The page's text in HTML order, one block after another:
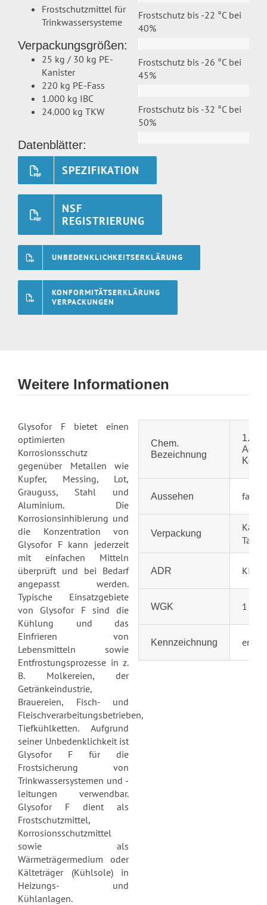
Frostschutzmittel für
Trinkwassersysteme
Verpackungsgrößen:
25 kg / 30 kg PE-
Kanister
220 kg PE-Fass
1.000 kg IBC
24.000 kg TKW
Datenblätter:
SPEZIFIKATION
NSF
REGISTRIERUNG
UNBEDENKLICHKEITSERKLÄRUNG
KONFORMITÄTSERKLÄRUNG
VERPACKUNGEN
Frostschutz bis -22 °C bei
40%
Frostschutz bis -26 °C bei
45%
Frostschutz bis -32 °C bei
50%
Weitere Informationen
Glysofor F bietet einen
optimierten
Korrosionsschutz
gegenüber Metallen wie
Kupfer, Messing, Lot,
Grauguss, Stahl und
Aluminium. Die
Korrosionsinhibierung und
die Konzentration von
Glysofor F kann jederzeit
mit einfachen Mitteln
überprüft und bei Bedarf
angepasst werden.
Typische Einsatzgebiete
von Glysofor F sind die
Kühlung und das
Einfrieren von
Lebensmitteln sowie
Entfrostungsprozesse in z.
B. Molkereien, der
Getränkeindustrie,
Brauereien, Fisch- und
Fleischverarbeitungsbetrieben,
Tiefkühlketten.Aufgrund
seiner Unbedenklichkeit ist
Glysofor F für die
Frostsicherung von
Trinkwassersystemen und -
leitungen verwendbar.
Glysofor F dient als
Frostschutzmittel,
Korrosionsschutzmittel
sowie als
Wärmeträgermedium oder
Kälteträger (Kühlsole) in
Heizungs- und
Kühlanlagen.
Chem.
Bezeichnung
1.2
Aqua
Aussehen
Verpackung
ADR KI 0
WGK 1
Kennzeichnung